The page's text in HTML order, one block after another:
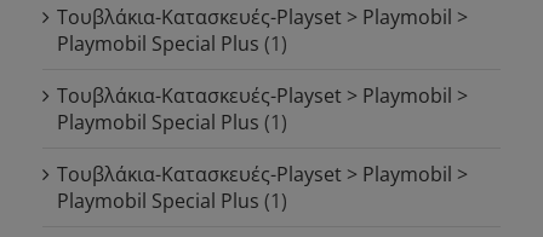
Τουβλάκια-Κατασκευές-Playset > Playmobil >
Playmobil Special Plus (1)
Τουβλάκια-Κατασκευές-Playset > Playmobil >
Playmobil Special Plus (1)
Τουβλάκια-Κατασκευές-Playset > Playmobil >
Playmobil Special Plus (1)